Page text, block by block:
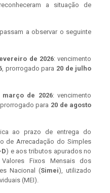
a situação de
a observar o seguinte
de 2026: vencimento
, prorrogado para 20 de julho
de 2026: vencimento
para 20 de agosto
ao prazo de entrega do
de Arrecadação do Simples
) e aos tributos apurados no
Fixos Mensais dos
Nacional (Simei), utilizado
(MEI).